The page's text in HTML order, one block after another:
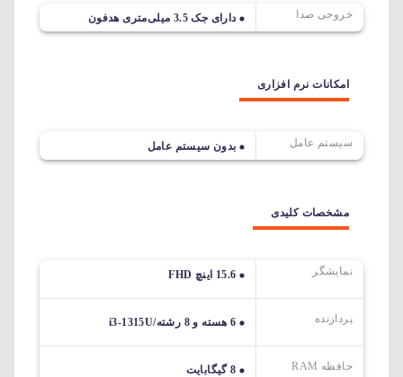
خروجی صدا دارای جک 3.5 میلی‌متری هدفون
امکانات نرم افزاری
سیستم عامل بدون سیستم عامل
مشخصات کلیدی
نمایشگر 15.6 اینچ FHD
پردازنده 6 هسته و 8 رشته/i3-1315U
حافظه RAM 8 گیگابایت